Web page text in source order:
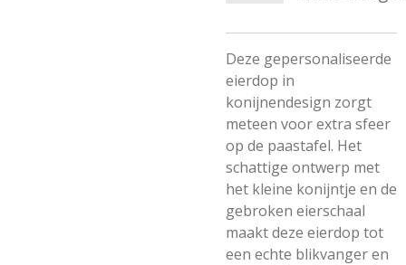
Deze gepersonaliseerde
eierdop in
konijnendesign zorgt
meteen voor extra sfeer
op de paastafel. Het
schattige ontwerp met
het kleine konijntje en de
gebroken eierschaal
maakt deze eierdop tot
een echte blikvanger en